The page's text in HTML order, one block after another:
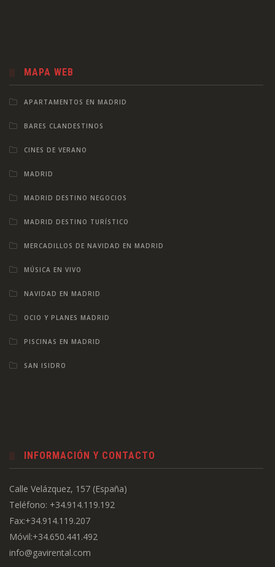
MAPA WEB
APARTAMENTOS EN MADRID
BARES CLANDESTINOS
CINES DE VERANO
MADRID
MADRID DESTINO NEGOCIOS
MADRID DESTINO TURÍSTICO
MERCADILLOS DE NAVIDAD EN MADRID
MÚSICA EN VIVO
NAVIDAD EN MADRID
OCIO Y PLANES MADRID
PISCINAS EN MADRID
SAN ISIDRO
INFORMACIÓN Y CONTACTO
Calle Velázquez, 157 (España)
Teléfono: +34.914.119.192
Fax:+34.914.119.207
Móvil:+34.650.441.492
info@gavirental.com